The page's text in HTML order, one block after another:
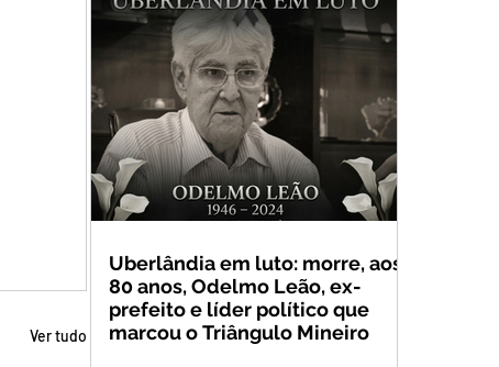
Ver tudo
Uberlândia em luto: morre, aos
80 anos, Odelmo Leão, ex-
prefeito e líder político que
marcou o Triângulo Mineiro